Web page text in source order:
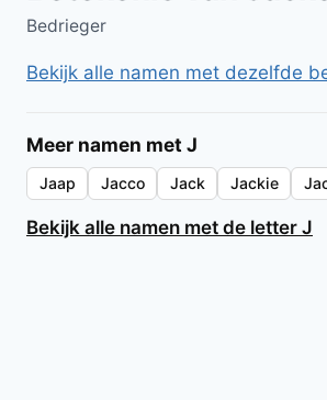
Bedrieger
Bekijk alle namen met dezelfde
Meer namen met J
Jaap Jacco Jack Jackie
Bekijk alle namen met de letter J